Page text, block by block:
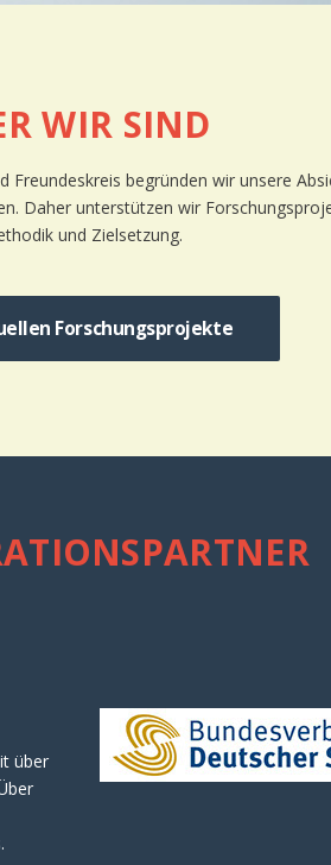
WIR SIND
begründen wir unsere
Daher unterstützen wir
und Zielsetzung.
Forschungsprojekte
über